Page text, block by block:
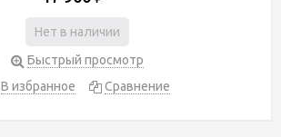
Нет в наличии
Быстрый просмотр
В избранное
Сравнение